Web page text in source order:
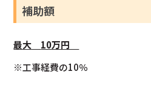
補助額
最大 10万円
※工事経費の10％